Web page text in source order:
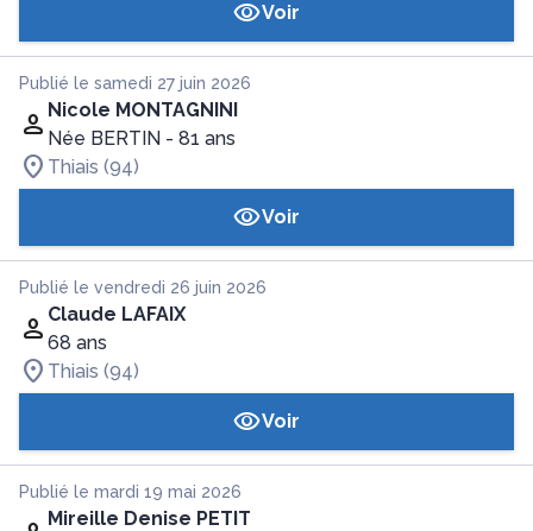
Voir
Publié le samedi 27 juin 2026
Nicole MONTAGNINI
Née BERTIN - 81 ans
Thiais (94)
Voir
Publié le vendredi 26 juin 2026
Claude LAFAIX
68 ans
Thiais (94)
Voir
Publié le mardi 19 mai 2026
Mireille Denise PETIT